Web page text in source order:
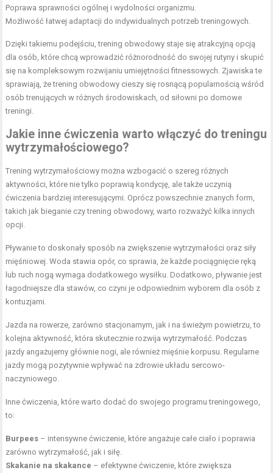
Poprawa sprawności ogólnej i wydolności organizmu.
Możliwość łatwej adaptacji do indywidualnych potrzeb treningowych.
Dzięki takiemu podejściu, trening obwodowy staje się atrakcyjną opcją
dla osób, które chcą wprowadzić różnorodność do swojej rutyny i skupić
się na kompleksowym rozwijaniu umiejętności fitnessowych. Zjawiska te
sprawiają, że trening obwodowy cieszy się rosnącą popularnością wśród
osób trenujących w różnych środowiskach, od siłowni po domowe
treningi.
Jakie inne ćwiczenia warto włączyć do treningu
wytrzymałościowego?
Trening wytrzymałościowy można wzbogacić o szereg różnych
aktywności, które nie tylko poprawią kondycję, ale także uczynią
ćwiczenia bardziej interesującymi. Oprócz powszechnie znanych form,
takich jak bieganie czy trening obwodowy, warto rozważyć kilka innych
opcji.
Pływanie to doskonały sposób na zwiększenie wytrzymałości oraz siły
mięśniowej. Woda stawia opór, co sprawia, że każde pociągnięcie ręką
lub ruch nogą wymaga dodatkowego wysiłku. Dodatkowo, pływanie jest
łagodniejsze dla stawów, co czyni je odpowiednim wyborem dla osób z
kontuzjami.
Jazda na rowerze, zarówno stacjonarnym, jak i na świeżym powietrzu, to
kolejna aktywność, która skutecznie rozwija wytrzymałość. Podczas
jazdy angażujemy głównie nogi, ale również mięśnie korpusu. Regularne
jazdy mogą pozytywnie wpływać na zdrowie układu sercowo-
naczyniowego.
Inne ćwiczenia, które warto dodać do swojego programu treningowego,
to:
Burpees – intensywne ćwiczenie, które angażuje całe ciało i poprawia
zarówno wytrzymałość, jak i siłę.
Skakanie na skakance – efektywne ćwiczenie, które zwiększa